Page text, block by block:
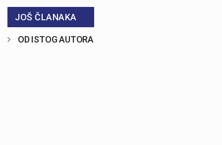
JOŠ ČLANAKA
OD ISTOG AUTORA